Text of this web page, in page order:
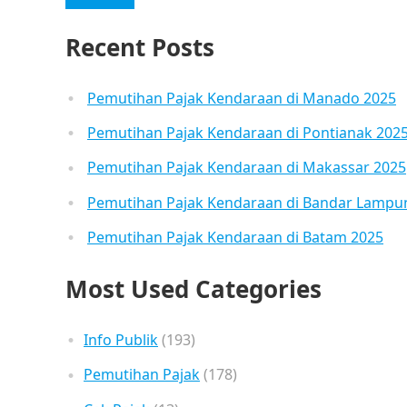
Recent Posts
Pemutihan Pajak Kendaraan di Manado 2025
Pemutihan Pajak Kendaraan di Pontianak
Pemutihan Pajak Kendaraan di Makassar 2025
Pemutihan Pajak Kendaraan di Bandar
Pemutihan Pajak Kendaraan di Batam 2025
Most Used Categories
Info Publik(193)
Pemutihan Pajak(178)